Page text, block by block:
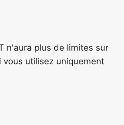
n'aura plus de limites sur
utilisez uniquement